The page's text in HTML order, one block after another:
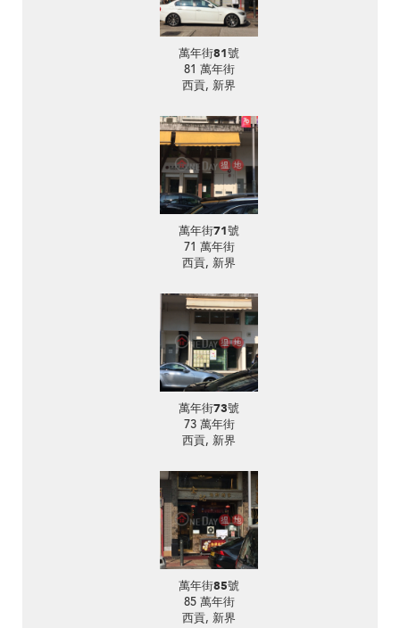
萬年街81號
81 萬年街
西貢, 新界
萬年街71號
71 萬年街
西貢, 新界
萬年街73號
73 萬年街
西貢, 新界
萬年街85號
85 萬年街
西貢, 新界